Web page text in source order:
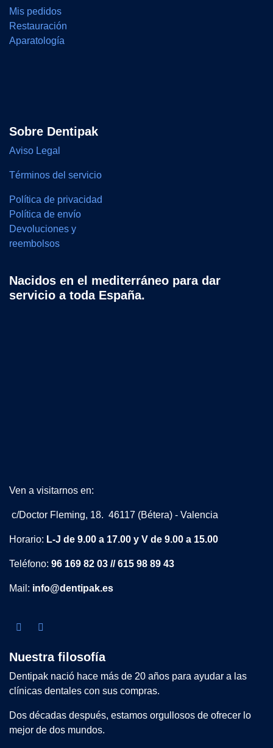
Mis pedidos
Restauración
Aparatología
Sobre Dentipak
Aviso Legal
Términos del servicio
Política de privacidad
Política de envío
Devoluciones y
reembolsos
Nacidos en el mediterráneo para dar
servicio a toda España.
Ven a visitarnos en:
c/Doctor Fleming, 18. 46117 (Bétera) - Valencia
Horario: L-J de 9.00 a 17.00 y V de 9.00 a 15.00
Teléfono: 96 169 82 03 // 615 98 89 43
Mail: info@dentipak.es
Nuestra filosofía
Dentipak nació hace más de 20 años para ayudar a las
clínicas dentales con sus compras.
Dos décadas después, estamos orgullosos de ofrecer lo
mejor de dos mundos.